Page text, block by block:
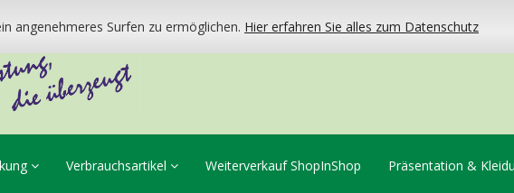
angenehmeres Surfen zu ermöglichen. Hier erfahren Sie alles zum Datenschutz
Verbrauchsartikel Weiterverkauf ShopInShop Präsentation &